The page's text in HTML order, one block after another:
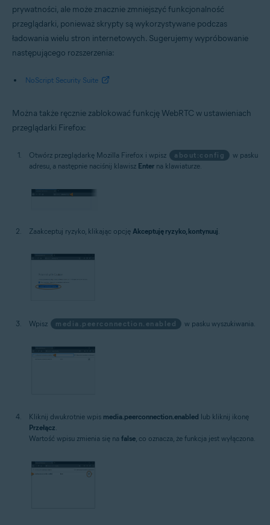
prywatności, ale może znacznie zmniejszyć funkcjonalność
przeglądarki, ponieważ skrypty są wykorzystywane podczas
ładowania wielu stron internetowych. Sugerujemy wypróbowanie
następującego rozszerzenia:
NoScript Security Suite
Można także ręcznie zablokować funkcję WebRTC w ustawieniach
przeglądarki Firefox:
Otwórz przeglądarkę Mozilla Firefox i wpisz about:config
w pasku
adresu, a następnie naciśnij klawisz Enter na klawiaturze.
Zaakceptuj ryzyko, klikając opcję Akceptuję ryzyko, kontynuuj
Wpisz media.peerconnection.enabled w pasku wyszukiwania.
Kliknij dwukrotnie wpis media.peerconnection.enabled lub kliknij ikonę
Przełącz
Wartość wpisu zmienia się na false , co oznacza, że funkcja jest wyłączona.